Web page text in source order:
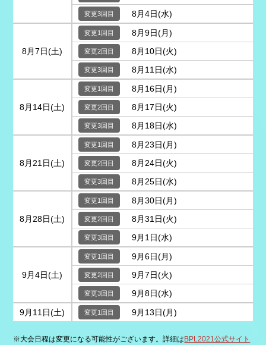
8月4日(水)
8月7日(土)
8月9日(月)
8月10日(火)
8月11日(水)
8月14日(土)
8月16日(月)
8月17日(火)
8月18日(水)
8月21日(土)
8月23日(月)
8月24日(火)
8月25日(水)
8月28日(土)
8月30日(月)
8月31日(火)
9月1日(水)
9月4日(土)
9月6日(月)
9月7日(火)
9月8日(水)
9月11日(土)
9月13日(月)
※大会日程は変更になる可能性がございます。詳細はBPL2021公式サイト